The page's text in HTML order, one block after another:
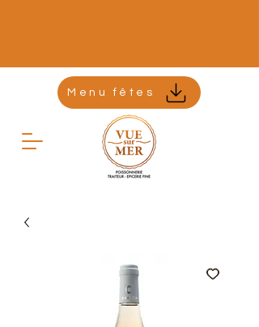
Menu fêtes